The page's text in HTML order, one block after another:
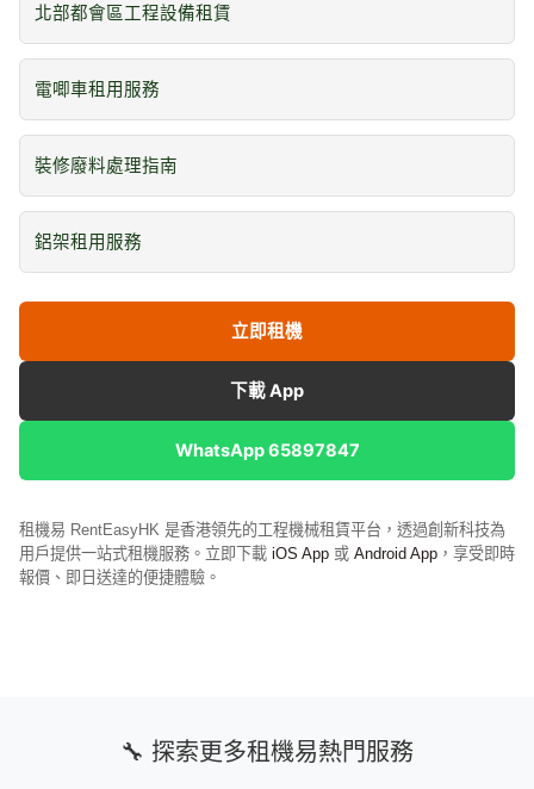
北部都會區工程設備租賃
電唧車租用服務
裝修廢料處理指南
鋁架租用服務
立即租機
下載 App
WhatsApp 65897847
租機易 RentEasyHK 是香港領先的工程機械租賃平台，透過創新科技為
用戶提供一站式租機服務。立即下載 iOS App 或 Android App ，享受即時
報價、即日送達的便捷體驗。
🔧 探索更多租機易熱門服務